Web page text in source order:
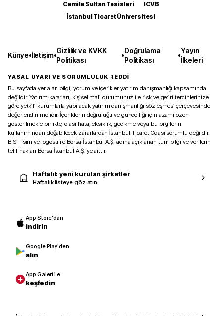
Cemile Sultan Tesisleri
ICVB
İstanbul Ticaret Üniversitesi
Künye•İletişim•
Gizlilik ve KVKK
Politikası
•
Doğrulama
Politikası
•
Yayın
İlkeleri
YASAL UYARI VE SORUMLULUK REDDİ
Bu sayfada yer alan bilgi, yorum ve içerikler yatırım danışmanlığı kapsamında
değildir. Yatırım kararları, kişisel mali durumunuz ile risk ve getiri tercihlerinize
göre yetkili kurumlarla yapılacak yatırım danışmanlığı sözleşmesi çerçevesinde
değerlendirilmelidir. İçeriklerin doğruluğu ve güncelliği için azami özen
gösterilmekle birlikte, olası hata, eksiklik, gecikme veya bu bilgilerin
kullanımından doğabilecek zararlardan İstanbul Ticaret Odası sorumlu değildir.
BIST isim ve logosu ile Borsa İstanbul A.Ş. adına açıklanan tüm bilgi ve verilerin
telif hakları Borsa İstanbul A.Ş.’ye aittir.
Haftalık yeni kurulan şirketler
Haftalık listeye göz atın
App Store'dan
indirin
Google Play'den
alın
App Galeri ile
keşfedin